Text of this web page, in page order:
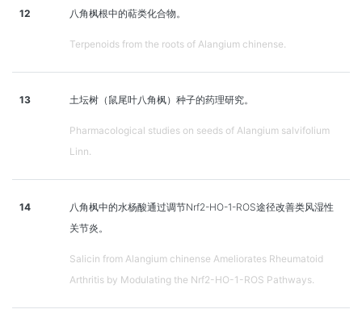
12 八角枫根中的萜类化合物。
Terpenoids from the roots of Alangium chinense.
13 土坛树（鼠尾叶八角枫）种子的药理研究。
Pharmacological studies on seeds of Alangium salvifolium
Linn.
14
八角枫中的水杨酸通过调节Nrf2-HO-1-ROS途径改善类风湿性
关节炎。
Salicin from Alangium chinense Ameliorates Rheumatoid
Arthritis by Modulating the Nrf2-HO-1-ROS Pathways.